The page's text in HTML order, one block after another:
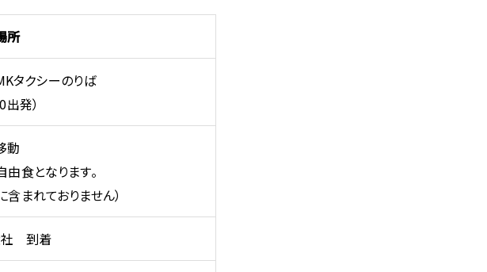
所
タクシーのりば
出発）
動
食となります。
まれておりません）
社 到着